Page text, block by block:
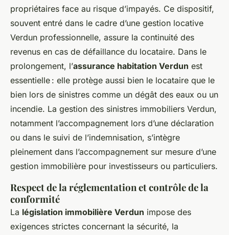
propriétaires face au risque d’impayés. Ce dispositif,
souvent entré dans le cadre d’une gestion locative
Verdun professionnelle, assure la continuité des
revenus en cas de défaillance du locataire. Dans le
prolongement, l’assurance habitation Verdun est
essentielle : elle protège aussi bien le locataire que le
bien lors de sinistres comme un dégât des eaux ou un
incendie. La gestion des sinistres immobiliers Verdun,
notamment l’accompagnement lors d’une déclaration
ou dans le suivi de l’indemnisation, s’intègre
pleinement dans l’accompagnement sur mesure d’une
gestion immobilière pour investisseurs ou particuliers.
Respect de la réglementation et contrôle de la
conformité
La législation immobilière Verdun impose des
exigences strictes concernant la sécurité, la